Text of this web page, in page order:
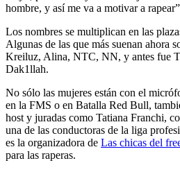
hombre, y así me va a motivar a
Los nombres se multiplican en las
Algunas de las que más suenan ahora
Kreiluz, Alina, NTC, NN, y antes fue
Dak1llah.
No sólo las mujeres están con el
en la FMS o en Batalla Red Bull,
host y juradas como Tatiana Franchi,
una de las conductoras de la liga
es la organizadora de Las chicas del
para las raperas.